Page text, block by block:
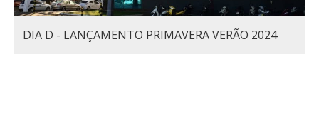
DIA D - LANÇAMENTO PRIMAVERA VERÃO 2024